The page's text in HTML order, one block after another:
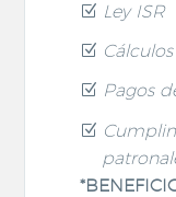
Ley ISR
Pagos